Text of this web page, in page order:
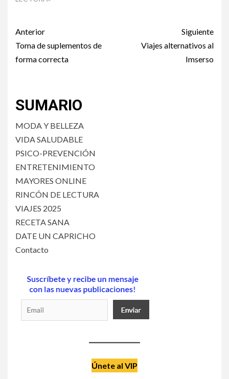
Post
navigation
Anterior
Toma de suplementos de
forma correcta
Siguiente
Viajes alternativos al
Imserso
SUMARIO
MODA Y BELLEZA
VIDA SALUDABLE
PSICO-PREVENCIÓN
ENTRETENIMIENTO
MAYORES ONLINE
RINCÓN DE LECTURA
VIAJES 2025
RECETA SANA
DATE UN CAPRICHO
Contacto
Únete al VIP